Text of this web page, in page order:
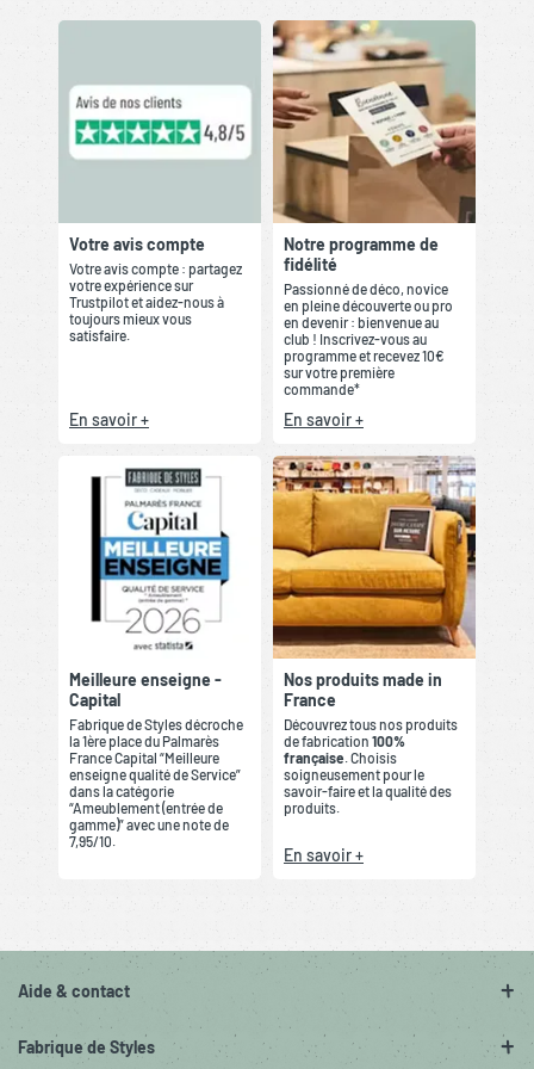
Votre avis compte
Votre avis compte : partagez
votre expérience sur
Trustpilot et aidez-nous à
toujours mieux vous
satisfaire.
En savoir +
Notre programme de
fidélité
Passionné de déco, novice
en pleine découverte ou pro
en devenir : bienvenue au
club ! Inscrivez-vous au
programme et recevez 10€
sur votre première
commande*
En savoir +
Meilleure enseigne -
Capital
Fabrique de Styles décroche
la 1ère place du Palmarès
France Capital “Meilleure
enseigne qualité de Service”
dans la catégorie
“Ameublement (entrée de
gamme)” avec une note de
7,95/10.
Nos produits made in
France
Découvrez tous nos produits
de fabrication 100%
française. Choisis
soigneusement pour le
savoir-faire et la qualité des
produits.
En savoir +
Aide & contact
Fabrique de Styles